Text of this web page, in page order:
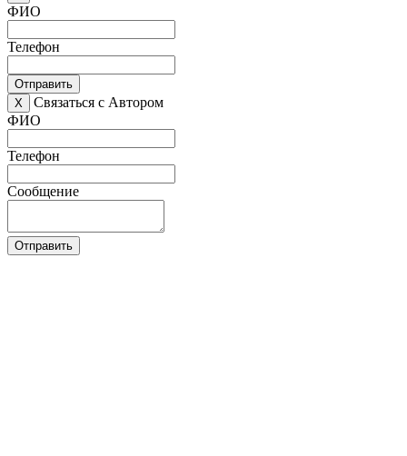
ФИО
Телефон
Отправить
X
Связаться с Автором
ФИО
Телефон
Сообщение
Отправить